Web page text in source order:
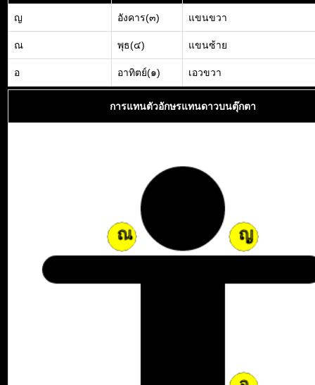
ญ อังคาร(๓) แขนขวา
ณ พุธ(๔) แขนซ้าย
อ อาทิตย์(๑) เอวขวา
การแทนตัวอักษรแทนดาวบนตุ๊กตา